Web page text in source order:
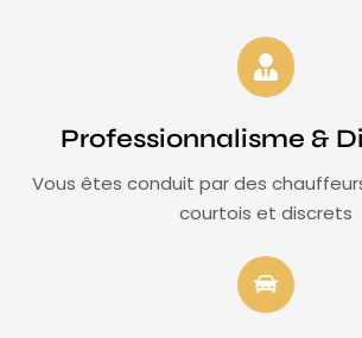
Professionnalisme &
Vous êtes conduit par des
courtois et discrets